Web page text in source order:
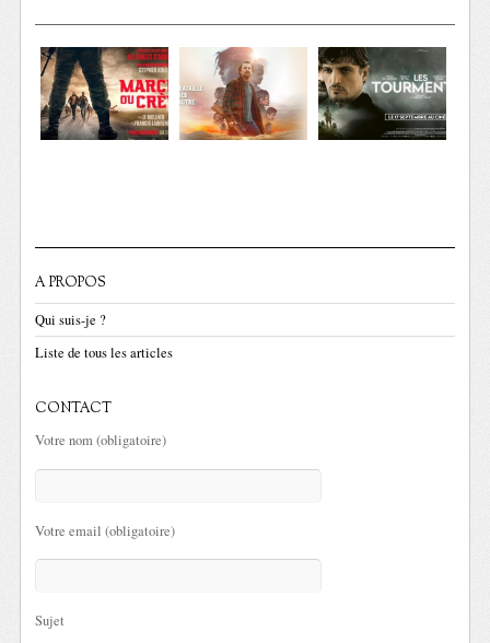
A PROPOS
Qui suis-je ?
Liste de tous les articles
CONTACT
Votre nom (obligatoire)
Votre email (obligatoire)
Sujet